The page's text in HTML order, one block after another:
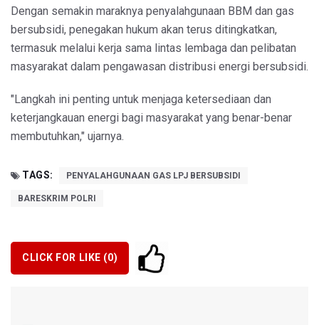
Dengan semakin maraknya penyalahgunaan BBM dan gas
bersubsidi, penegakan hukum akan terus ditingkatkan,
termasuk melalui kerja sama lintas lembaga dan pelibatan
masyarakat dalam pengawasan distribusi energi bersubsidi.
"Langkah ini penting untuk menjaga ketersediaan dan
keterjangkauan energi bagi masyarakat yang benar-benar
membutuhkan," ujarnya.
TAGS: PENYALAHGUNAAN GAS LPJ BERSUBSIDI
BARESKRIM POLRI
CLICK FOR LIKE (0)